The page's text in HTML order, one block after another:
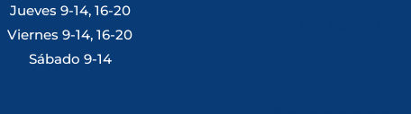
Jueves 9-14, 16-20
Viernes 9-14, 16-20
Sábado 9-14